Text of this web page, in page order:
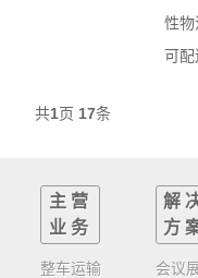
性
可配
共1页 17条
主营
业务
整车运输
解
方
会议